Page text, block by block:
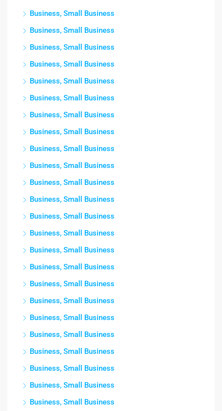
Business, Small Business
Business, Small Business
Business, Small Business
Business, Small Business
Business, Small Business
Business, Small Business
Business, Small Business
Business, Small Business
Business, Small Business
Business, Small Business
Business, Small Business
Business, Small Business
Business, Small Business
Business, Small Business
Business, Small Business
Business, Small Business
Business, Small Business
Business, Small Business
Business, Small Business
Business, Small Business
Business, Small Business
Business, Small Business
Business, Small Business
Business, Small Business